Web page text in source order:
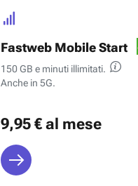
Fastweb Mobile Start
150 GB e minuti illimitati.
Anche in 5G.
9,95 €al mese